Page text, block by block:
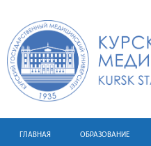
ГЛАВНАЯ ОБРАЗОВАНИЕ